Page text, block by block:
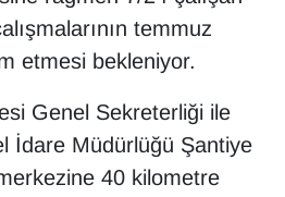
temmuz
etmesi bekleniyor.
Genel Sekreterliği ile
İdare Müdürlüğü Şantiye
40 kilometre